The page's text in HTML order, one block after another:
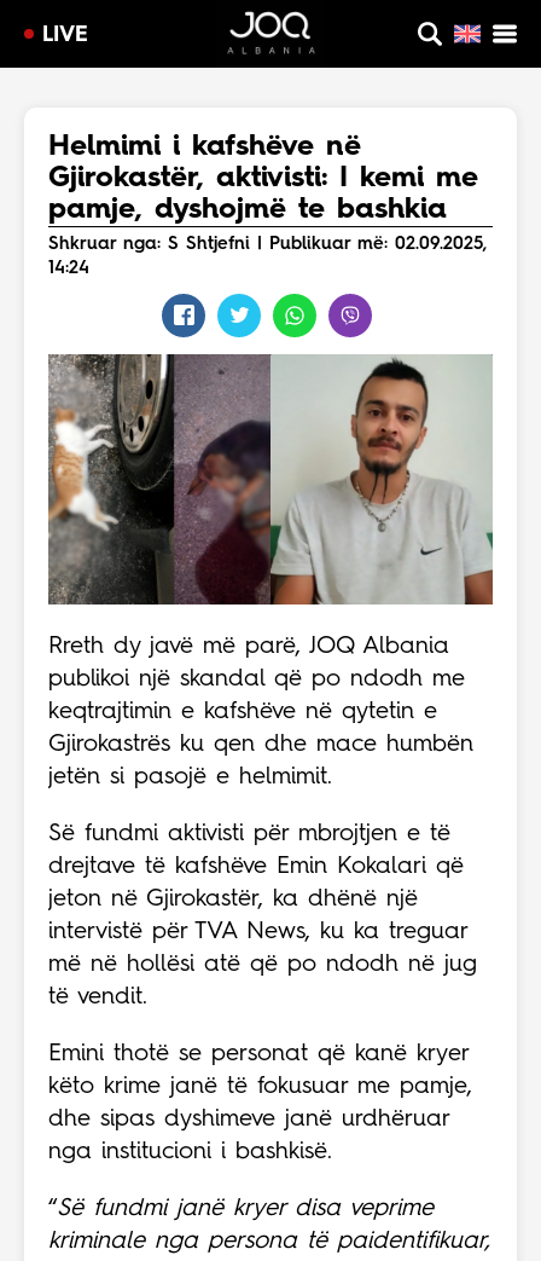
LIVE
Helmimi i kafshëve në
Gjirokastër, aktivisti: I kemi me
pamje, dyshojmë te bashkia
Shkruar nga: S Shtjefni | Publikuar më: 02.09.2025,
14:24
Rreth dy javë më parë, JOQ Albania
publikoi një skandal që po ndodh me
keqtrajtimin e kafshëve në qytetin e
Gjirokastrës ku qen dhe mace humbën
jetën si pasojë e helmimit.
Së fundmi aktivisti për mbrojtjen e të
drejtave të kafshëve Emin Kokalari që
jeton në Gjirokastër, ka dhënë një
intervistë për TVA News, ku ka treguar
më në hollësi atë që po ndodh në jug
të vendit.
Emini thotë se personat që kanë kryer
këto krime janë të fokusuar me pamje,
dhe sipas dyshimeve janë urdhëruar
nga institucioni i bashkisë.
“Së fundmi janë kryer disa veprime
kriminale nga persona të paidentifikuar,